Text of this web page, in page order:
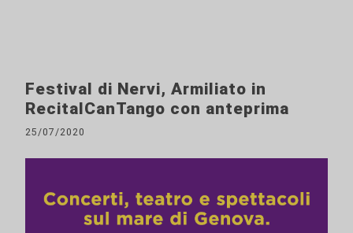
Festival di Nervi, Armiliato in
RecitalCanTango con anteprima
25/07/2020